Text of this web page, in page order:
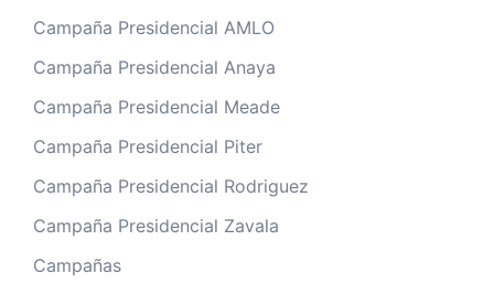
Campaña Presidencial AMLO
Campaña Presidencial Anaya
Campaña Presidencial Meade
Campaña Presidencial Piter
Campaña Presidencial Rodriguez
Campaña Presidencial Zavala
Campañas